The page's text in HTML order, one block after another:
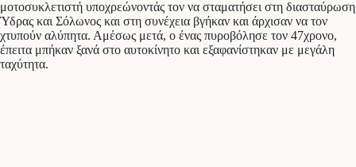
μοτοσυκλετιστή υποχρεώνοντάς τον να σταματήσει στη διασταύρωση
Ύδρας και Σόλωνος και στη συνέχεια βγήκαν και άρχισαν να τον
χτυπούν αλύπητα. Αμέσως μετά, ο ένας πυροβόλησε τον 47χρονο,
έπειτα μπήκαν ξανά στο αυτοκίνητο και εξαφανίστηκαν με μεγάλη
ταχύτητα.